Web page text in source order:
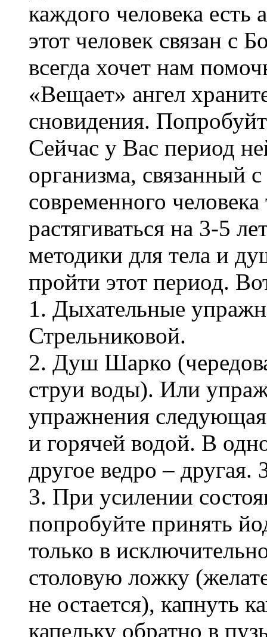
каждого человека есть
этот человек связан с
всегда хочет нам
«Вещает» ангел
сновидения.
Сейчас у Вас период
организма, связанный
современного
растягиваться на 3-5
методики для тела и
пройти этот период.
1. Дыхательные
Стрельниковой.
2. Душ Шарко
струи воды). Или
упражнения
и горячей водой. В
другое ведро – другая.
3. При усилении
попробуйте принять
только в
столовую ложку
не остается), капнуть
капельку обратно в